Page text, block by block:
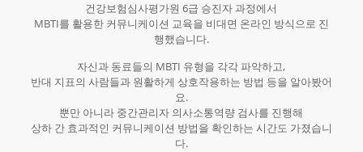
건강보험심사평가원 6급 승진자 과정에서
MBTI를 활용한 커뮤니케이션 교육을 비대면 온라인 방식으로 진
행했습니다.
자신과 동료들의 MBTI 유형을 각각 파악하고,
반대 지표의 사람들과 원활하게 상호작용하는 방법 등을 알아봤어
요.
뿐만 아니라 중간관리자 의사소통역량 검사를 진행해
상하 간 효과적인 커뮤니케이션 방법을 확인하는 시간도 가졌습니
다.